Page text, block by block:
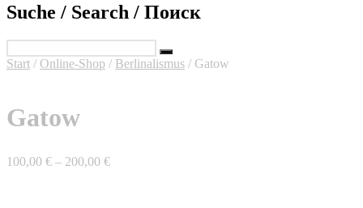
Suche / Search / Поиск
Start / Online-Shop / Berlinalismus / Gatow
Gatow
100,00 € – 200,00 €